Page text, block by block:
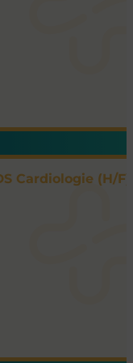
Cardiologie (H/F)